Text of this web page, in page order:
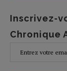
Inscrivez-
Chronique